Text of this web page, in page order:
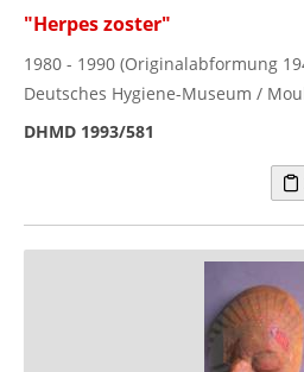
"Herpes zoster"
1980 - 1990 (Originalabformung
Deutsches Hygiene-Museum /
DHMD 1993/581